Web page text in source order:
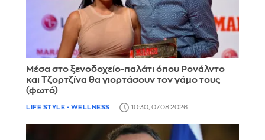
Μέσα στο ξενοδοχείο-παλάτι όπου Ρονάλντο
και Τζορτζίνα θα γιορτάσουν τον γάμο τους
(φωτό)
LIFE STYLE - WELLNESS 10:30, 07.08.2026